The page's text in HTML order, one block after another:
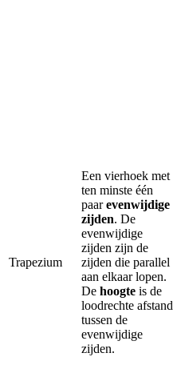
Trapezium
Een vierhoek met
ten minste één
paarevenwijdige
zijden. De
evenwijdige
zijden zijn de
zijden die parallel
aan elkaar lopen.
De hoogte is de
loodrechte afstand
tussen de
evenwijdige
zijden.